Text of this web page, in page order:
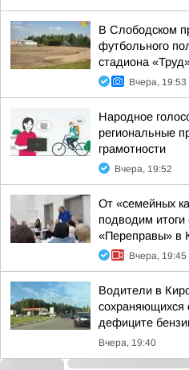
В Слободском
футбольного
стадиона
Вчера, 19:53
Народное
региональные
грамотности
Вчера, 19:52
От «семейных
подводим итоги
«Переправы» в
Вчера, 19:45
Водители в
сохраняющихся
дефиците
Вчера, 19:40